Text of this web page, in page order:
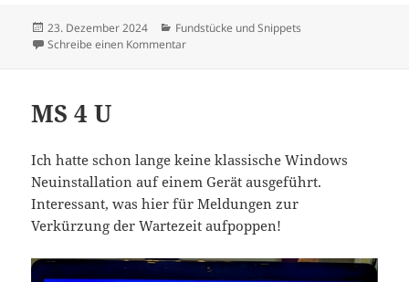
Veröffentlicht
am
23. Dezember 2024 Kategorien
Fundstücke und Snippets
Schreibe einen Kommentarzu Wenn der Algorithmus unsicher wird
MS 4 U
Ich hatte schon lange keine klassische Windows
Neuinstallation auf einem Gerät ausgeführt.
Interessant, was hier für Meldungen zur
Verkürzung der Wartezeit aufpoppen!